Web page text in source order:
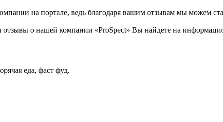
на портале, ведь благодаря вашим отзывам мы можем
о нашей компании «ProSpect» Вы найдете на
еда, фаст фуд.